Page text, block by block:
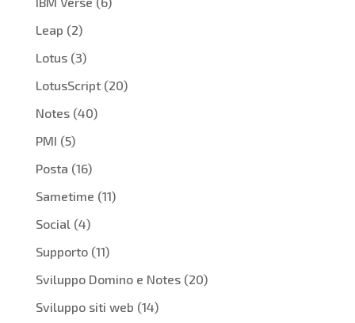
Leap (2)
Lotus(3)
LotusScript(20)
Notes(40)
PMI (5)
Posta (16)
Sametime (11)
Social(4)
Supporto(11)
Sviluppo Domino e Notes(20)
Sviluppo siti web (14)